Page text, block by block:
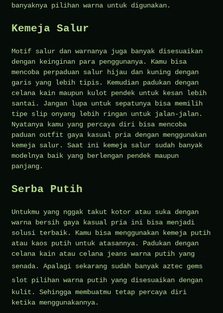
banyaknya pilihan warna untuk digunakan.
Kemeja Salur
Motif salur dan warnanya juga banyak disesuaikan
dengan keinginan para penggunanya. Kamu bisa
mencoba perpaduan salur hijau dan kuning dengan
garis yang lebih tipis. Kemudian padukan dengan
celana kain maupun kulot pendek untuk kesan lebih
santai. Jangan lupa untuk sepatunya bisa memilih
tipe slip onyang lebih ringan untuk jalan-jalan.
Nyatanya kamu yang percaya diri bisa mencoba
paduan outfit gaya kasual pria dengan menggunakan
kemeja salur. Saat ini kemeja salur sudah banyak
modelnya baik yang berlengan pendek maupun
panjang.
Serba Putih
Untukmu yang nggak takut kotor atau suka dengan
warna bersih gaya kasual pria ini bisa menjadi
solusi terbaik. Kamu bisa menggunakan kemeja putih
atau kaos putih untuk atasannya. Padukan dengan
celana kain atau celana jeans warna putih yang
senada. Apalagi sekarang sudah banyak aztec gems
slot pilihan warna putih yang disesuaikan dengan
kulit. Sehingga membuatmu tetap percaya diri
ketika menggunakannya.